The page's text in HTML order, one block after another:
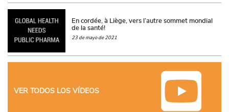
En cordée, à Liège, vers l’autre sommet mondial
de la santé!
23 de mayo de 2021
VER TODOS LOS VÍDEOS